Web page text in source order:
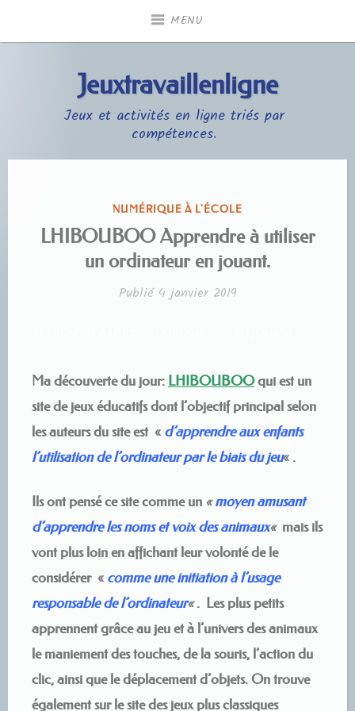
MENU
Jeuxtravaillenligne
Jeux et activités en ligne triés par
compétences.
PUBLIÉ
DANS
NUMÉRIQUE À L'ÉCOLE
LHIBOUBOO Apprendre à utiliser
un ordinateur en jouant.
Publié 4 janvier 2019
Ma découverte du jour: LHIBOUBOOqui est un
site de jeux éducatifs dont l’objectif principal selon
les auteurs du site est « d’apprendre aux enfants
l’utilisation de l’ordinateur par le biais du jeu« .
Ils ont pensé ce site comme un «moyen amusant
d’apprendre les noms et voix des animaux« mais ils
vont plus loin en affichant leur volonté de le
considérer « comme une initiation à l’usage
responsable de l’ordinateur«. Les plus petits
apprennent grâce au jeu et à l’univers des animaux
le maniement des touches, de la souris, l’action du
clic, ainsi que le déplacement d’objets. On trouve
également sur le site des jeux plus classiques